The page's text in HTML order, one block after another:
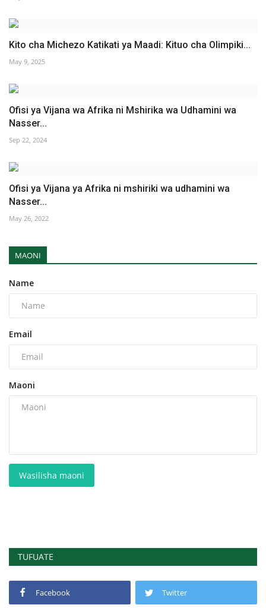
Kito cha Michezo Katikati ya Maadi: Kituo cha Olimpiki...
May 9, 2025
Ofisi ya Vijana wa Afrika ni Mshirika wa Udhamini wa
Nasser...
Sep 22, 2024
Ofisi ya Vijana ya Afrika ni mshiriki wa udhamini wa
Nasser...
May 26, 2022
MAONI
Name
Email
Maoni
Wasilisha maoni
TUFUATE
Facebook Twitter